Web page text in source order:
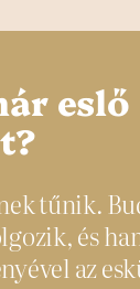
eslő
tűnik.
és
az